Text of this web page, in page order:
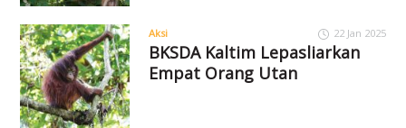
Aksi 22 Jan 2025
BKSDA Kaltim Lepasliarkan
Empat Orang Utan